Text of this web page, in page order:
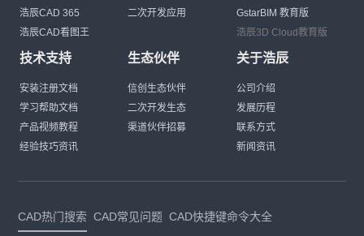
浩辰CAD 365
浩辰CAD看图王
二次开发应用
GstarBIM 教育版
浩辰3D Cloud教育版
技术支持
安装注册文档
学习帮助文档
产品视频教程
经验技巧资讯
生态伙伴
信创生态伙伴
二次开发生态
渠道伙伴招募
关于浩辰
公司介绍
发展历程
联系方式
新闻资讯
CAD热门搜索 CAD常见问题 CAD快捷键命令大全